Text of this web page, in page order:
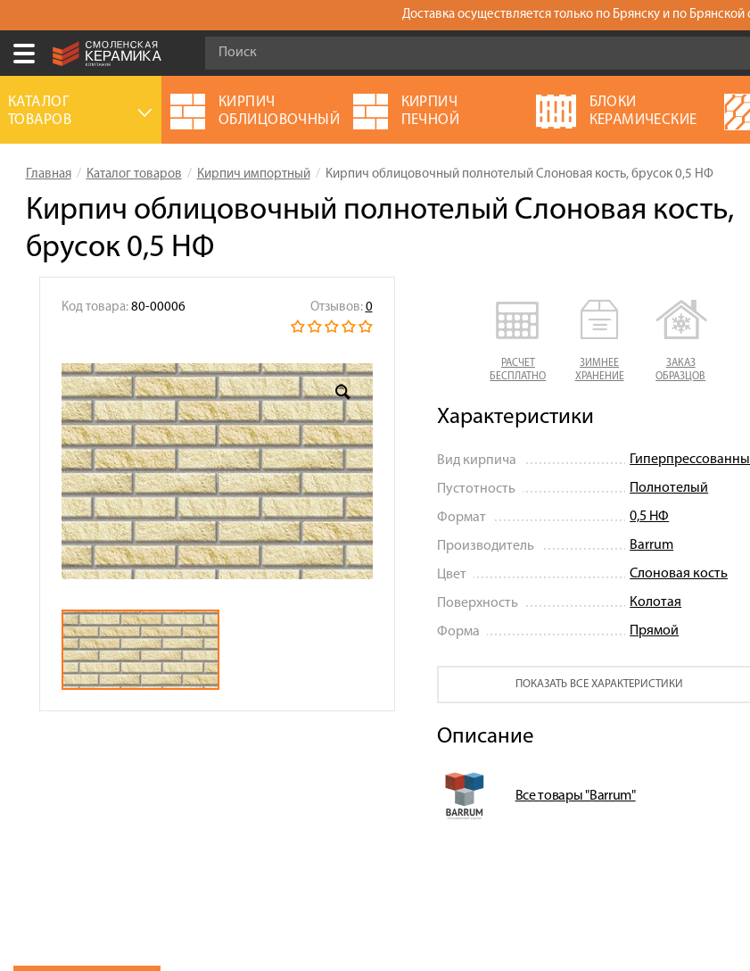
Доставка осуществляется только по Брянску и по Брянской
Ваш город:
Выберите ваш город:
+7 (4832) 300-007
Акции
Калькулятор
Доставка
Сотрудничество
Галерея объектов
Контакты
КАТАЛОГ
ТОВАРОВ
КИРПИЧ
ОБЛИЦОВОЧНЫЙ
КИРПИЧ
ПЕЧНОЙ
БЛОКИ
КЕРАМИЧЕСКИЕ
Главная Каталог товаров Кирпич импортный Кирпич облицовочный полнотелый Слоновая кость, брусок 0,5 НФ
Кирпич облицовочный полнотелый Слоновая кость,
брусок 0,5 НФ
Отзывов: 0
Код товара: 80-00006
РАСЧЕТ
БЕСПЛАТНО
ЗИМНЕЕ
ХРАНЕНИЕ
ЗАКАЗ
ОБРАЗЦОВ
Характеристики
Вид кирпича
Пустотность Полнотелый
Формат 0,5 НФ
Производитель Barrum
Цвет Слоновая кость
Поверхность Колотая
Форма Прямой
ПОКАЗАТЬ ВСЕ ХАРАКТЕРИСТИКИ
Описание
Все товары "Barrum"